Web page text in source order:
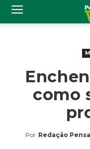
como
Por Redação